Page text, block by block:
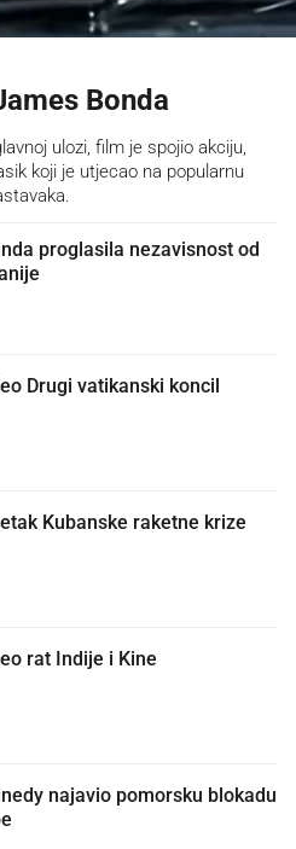
Bonda
ulozi, film je spojio akciju,
koji je utjecao na popularnu
proglasila nezavisnost od
Drugi vatikanski koncil
Kubanske raketne krize
rat Indije i Kine
najavio pomorsku blokadu